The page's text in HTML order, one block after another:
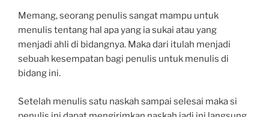
Memang, seorang penulis sangat mampu untuk
menulis tentang hal apa yang ia sukai atau yang
menjadi ahli di bidangnya. Maka dari itulah menjadi
sebuah kesempatan bagi penulis untuk menulis di
bidang ini.
Setelah menulis satu naskah sampai selesai maka si